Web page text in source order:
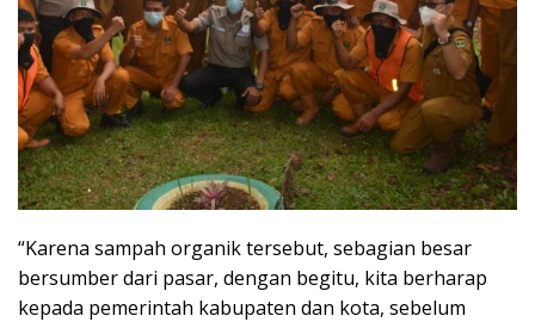
“Karena sampah organik tersebut, sebagian besar
bersumber dari pasar, dengan begitu, kita berharap
kepada pemerintah kabupaten dan kota, sebelum